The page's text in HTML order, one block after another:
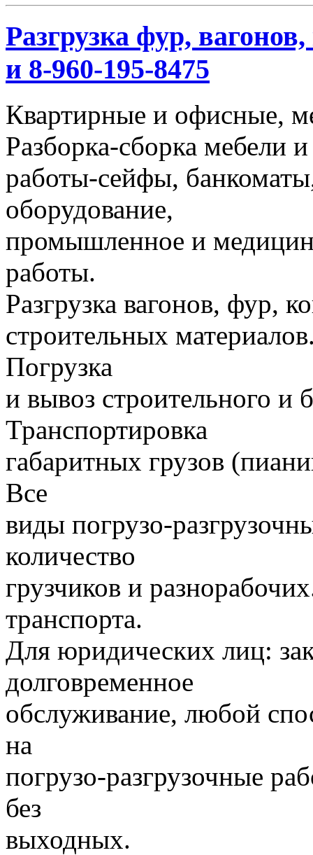
Разгрузка фур,
и 8-960-195-8475
Квартирные и офисные,
Разборка-сборка мебели
работы-сейфы,
оборудование,
промышленное и
работы.
Разгрузка вагонов, фур,
строительных
Погрузка
и вывоз строительного и
Транспортировка
габаритных грузов
Все
виды погрузо-
количество
грузчиков и
транспорта.
Для юридических лиц:
долговременное
обслуживание, любой
на
погрузо-разгрузочные
без
выходных.